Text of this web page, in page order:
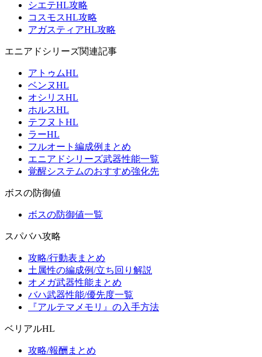
シエテHL攻略
コスモスHL攻略
アガスティアHL攻略
エニアドシリーズ関連記事
アトゥムHL
ベンヌHL
オシリスHL
ホルスHL
テフヌトHL
ラーHL
フルオート編成例まとめ
エニアドシリーズ武器性能一覧
覚醒システムのおすすめ強化先
ボスの防御値
ボスの防御値一覧
スパバハ攻略
攻略/行動表まとめ
土属性の編成例/立ち回り解説
オメガ武器性能まとめ
バハ武器性能/優先度一覧
『アルテマメモリ』の入手方法
ベリアルHL
攻略/報酬まとめ